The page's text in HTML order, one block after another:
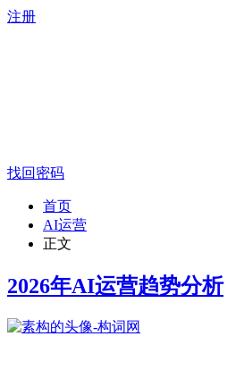
注册
找回密码
首页
AI运营
正文
2026年AI运营趋势分析